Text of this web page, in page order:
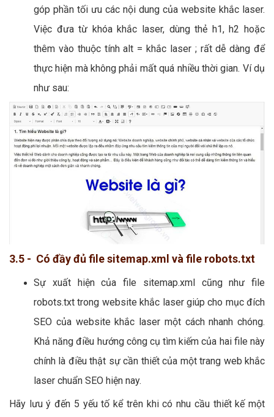
góp phần tối ưu các nội dung của website khắc laser.
Việc đưa từ khóa khắc laser, dùng thẻ h1, h2 hoặc
thêm vào thuộc tính alt = khắc laser ; rất dễ dàng để
thực hiện mà không phải mất quá nhiều thời gian. Ví dụ
như sau:
3.5 - Có đầy đủ file sitemap.xml và file robots.txt
Sự xuất hiện của file sitemap.xml cũng như file
robots.txt trong website khắc laser giúp cho mục đích
SEO của website khắc laser một cách nhanh chóng.
Khả năng điều hướng công cụ tìm kiếm của hai file này
chính là điều thật sự cần thiết của một trang web khắc
laser chuẩn SEO hiện nay.
Hãy lưu ý đến 5 yếu tố kể trên khi có nhu cầu thiết kế một